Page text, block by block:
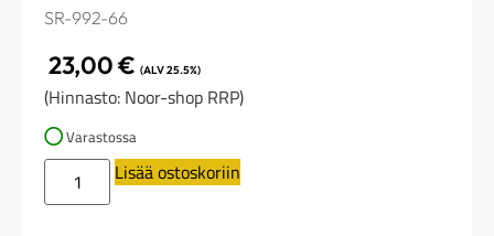
SR-992-66
23,00€ (ALV 25.5%)
(Hinnasto: Noor-shop RRP)
Varastossa
Lisää ostoskoriin